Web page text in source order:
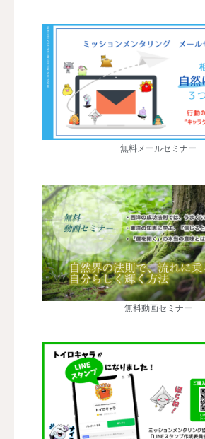
無料メールセミナー
無料動画セミナー